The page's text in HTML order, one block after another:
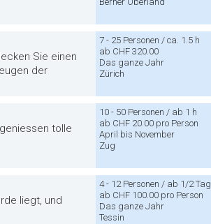
Sie einen
der
7 - 25 Personen / ca. 1.5 h
ab CHF 320.00
Das ganze Jahr
Zürich
tolle
10 - 50 Personen / ab 1 h
ab CHF 20.00 pro Person
April bis November
Zug
liegt, und
4 - 12 Personen / ab 1/2 Tag
ab CHF 100.00 pro Person
Das ganze Jahr
Tessin